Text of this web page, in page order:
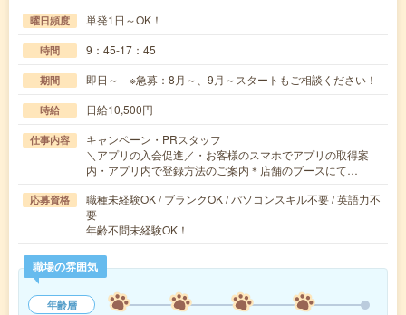
曜日頻度 単発1日～OK！
時間 9：45-17：45
期間 即日～ ※急募：8月～、9月～スタートもご相談ください！
時給 日給10,500円
仕事内容
キャンペーン・PRスタッフ
＼アプリの入会促進／・お客様のスマホでアプリの取得案
内・アプリ内で登録方法のご案内＊店舗のブースにて…
応募資格
職種未経験OK / ブランクOK / パソコンスキル不要 / 英語力不
要
年齢不問未経験OK！
職場の雰囲気
年齢層